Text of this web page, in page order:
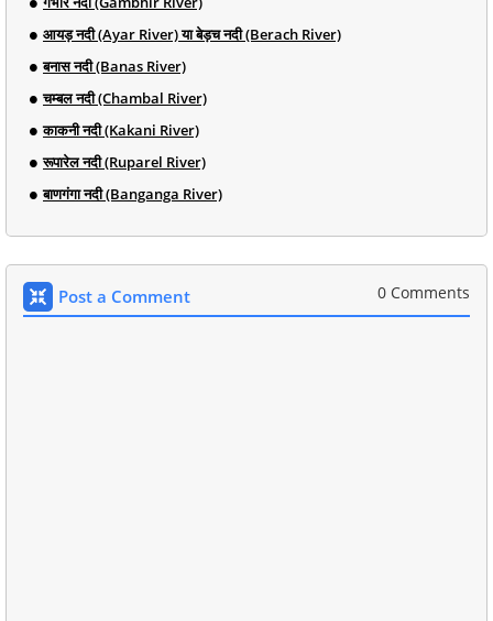
आयड़ नदी (Ayar River) या बेड़च नदी (Berach River)
बनास नदी (Banas River)
चम्बल नदी (Chambal River)
काकनी नदी (Kakani River)
रूपारेल नदी (Ruparel River)
बाणगंगा नदी (Banganga River)
Post a Comment 0 Comments